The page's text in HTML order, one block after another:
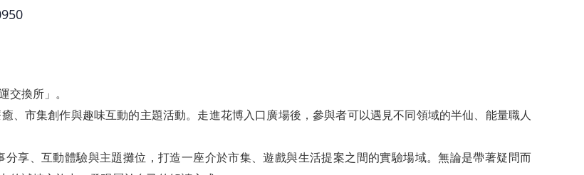
換所」。
、市集創作與趣味互動的主題活動。走進花博入口廣場後，參與者可以遇見不同領域的半仙、能量職人
享、互動體驗與主題攤位，打造一座介於市集、遊戲與生活提案之間的實驗場域。無論是帶著疑問而